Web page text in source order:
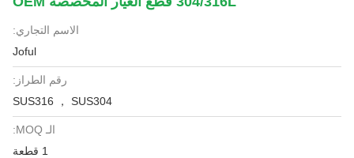
الاسم التجاري:
Joful
رقم الطراز:
SUS316 ， SUS304
الـ MOQ:
1 قطعة